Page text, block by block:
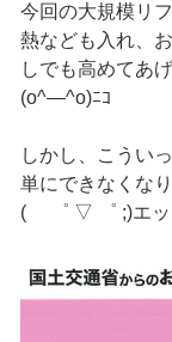
今回の大規模リ
熱なども入れ、
しでも高めてあげ
(o^―^o)ﾆｺ
しかし、こうい
単にできなくな
( ゜ ▽ ゜ ;)エッ